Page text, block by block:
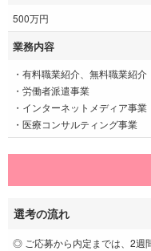
500万円
業務内容
・有料職業紹介、無料職業紹介
・労働者派遣事業
・インターネットメディア事業
・医療コンサルティング事業
選考の流れ
◎ ご応募から内定までは、2週